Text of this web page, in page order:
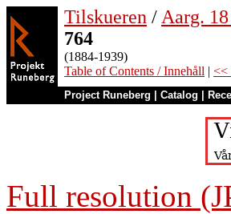
Tilskueren / Aarg.
764
(1884-1939)
Table of Contents / Innehåll | <<
Project Runeberg Catalog
Full resolution